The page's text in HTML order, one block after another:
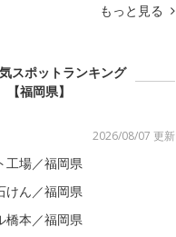
もっと見る
スポットランキング
【福岡県】
2026/08/07 更新
工場／福岡県
けん／福岡県
橋本／福岡県